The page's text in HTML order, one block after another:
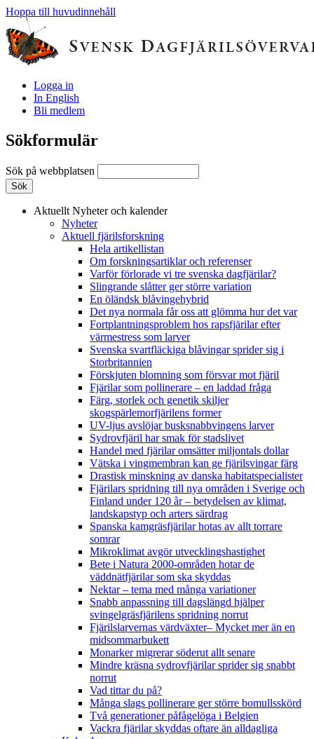
Hoppa till huvudinnehåll
Logga in
In English
Bli medlem
Sökformulär
Sök på webbplatsen
Aktuellt Nyheter och kalender
Nyheter
Aktuell fjärilsforskning
Hela artikellistan
Om forskningsartiklar och referenser
Varför förlorade vi tre svenska dagfjärilar?
Slingrande slåtter ger större variation
En öländsk blåvingehybrid
Det nya normala får oss att glömma hur det var
Fortplantningsproblem hos rapsfjärilar efter
värmestress som larver
Svenska svartfläckiga blåvingar sprider sig i
Storbritannien
Förskjuten blomning som försvar mot fjäril
Fjärilar som pollinerare – en laddad fråga
Färg, storlek och genetik skiljer
skogspärlemorfjärilens former
UV-ljus avslöjar busksnabbvingens larver
Sydrovfjäril har smak för stadslivet
Handel med fjärilar omsätter miljontals dollar
Vätska i vingmembran kan ge fjärilsvingar färg
Drastisk minskning av danska habitatspecialister
Fjärilars spridning till nya områden i Sverige och
Finland under 120 år– betydelsen av klimat,
landskapstyp och arters särdrag
Spanska kamgräsfjärilar hotas av allt torrare
somrar
Mikroklimat avgör utvecklingshastighet
Bete i Natura 2000-områden hotar de
väddnätfjärilar som ska skyddas
Nektar – tema med många variationer
Snabb anpassning till dagslängd hjälper
svingelgräsfjärilens spridning norrut
Fjärilslarvernas värdväxter– Mycket mer än en
midsommarbukett
Monarker migrerar söderut allt senare
Mindre kräsna sydrovfjärilar sprider sig snabbt
norrut
Vad tittar du på?
Många slags pollinerare ger större bomullsskörd
Två generationer påfågelöga i Belgien
Vackra fjärilar skyddas oftare än alldagliga